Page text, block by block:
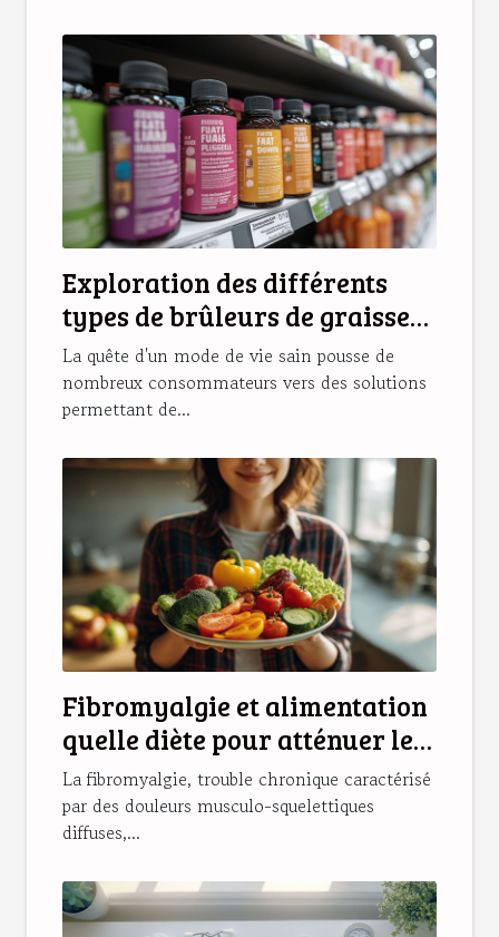
Exploration des différents
types de brûleurs de graisse
disponibles en pharmacie
La quête d'un mode de vie sain pousse de
nombreux consommateurs vers des solutions
permettant de...
Fibromyalgie et alimentation
quelle diète pour atténuer les
symptômes
La fibromyalgie, trouble chronique caractérisé
par des douleurs musculo-squelettiques
diffuses,...